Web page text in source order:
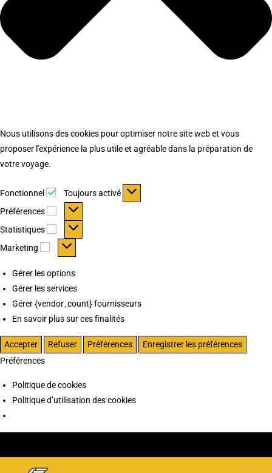
Nous utilisons des cookies pour optimiser notre site web et vous
proposer l'expérience la plus utile et agréable dans la préparation de
votre voyage.
Fonctionnel Fonctionnel
Toujours activé
Préférences
Préférences
Statistiques Statistiques
Marketing Marketing
Gérer les options
Gérer les services
Gérer {vendor_count} fournisseurs
En savoir plus sur ces finalités
Accepter Refuser Préférences
Enregistrer les préférences
Préférences
Politique de cookies
Politique d’utilisation des cookies